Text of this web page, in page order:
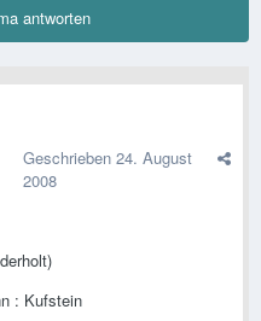
antworten
Geschrieben 24. August
2008
: Kufstein